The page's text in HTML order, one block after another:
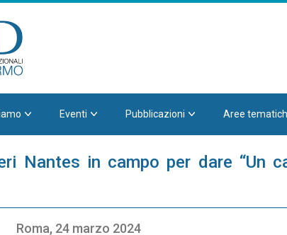
Eventi Pubblicazioni Aree
Nantes in campo per dare “Un
Roma, 24 marzo 2024